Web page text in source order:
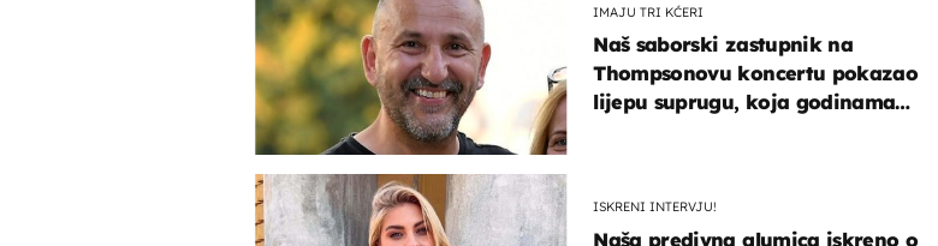
IMAJU TRI KĆERI
Naš saborski zastupnik na
Thompsonovu koncertu pokazao
lijepu suprugu, koja godinama
ISKRENI INTERVJU!
Naša predivna glumica iskreno o